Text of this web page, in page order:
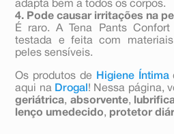
adapta bem a todos os corpos.
4. Pode causar irritações na
É raro. A Tena Pants Confort
testada e feita com
peles sensíveis.
Os produtos de Higiene Íntima
aqui na Drogal ! Nessa página,
geriátrica, absorvente,
lenço umedecido, protetor